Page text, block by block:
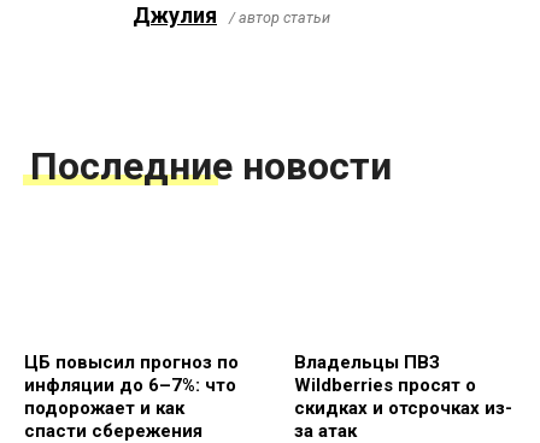
Джулия / автор статьи
Последние новости
ЦБ повысил прогноз по
инфляции до 6–7%: что
подорожает и как
спасти сбережения
Владельцы ПВЗ
Wildberries просят о
скидках и отсрочках из-
за атак